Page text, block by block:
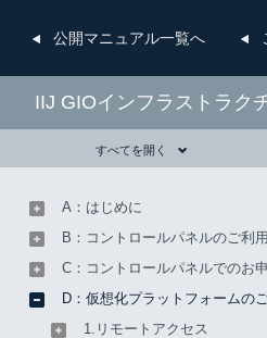
公開マニュアル一覧へ
IIJ GIOインフラストラク
すべてを開く
A：はじめに
B：コントロールパネルのご利
C：コントロールパネルでのお
D：仮想化プラットフォームのご
1.リモートアクセス